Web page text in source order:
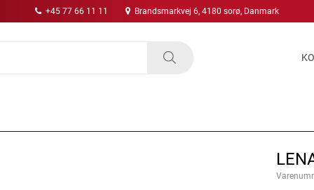
+45 77 66 11 11 Brandsmarkvej 6, 4180 sorø, Danmark